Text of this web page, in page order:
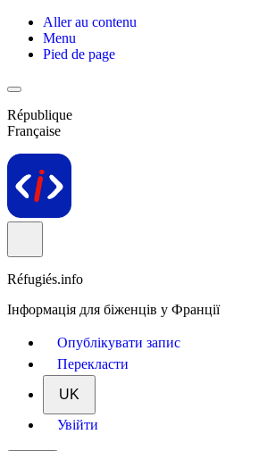
Aller au contenu
Menu
Pied de page
République
Française
Réfugiés.info
Інформація для біженців у Франції
Опублікувати запис
Перекласти
UK
Увійти